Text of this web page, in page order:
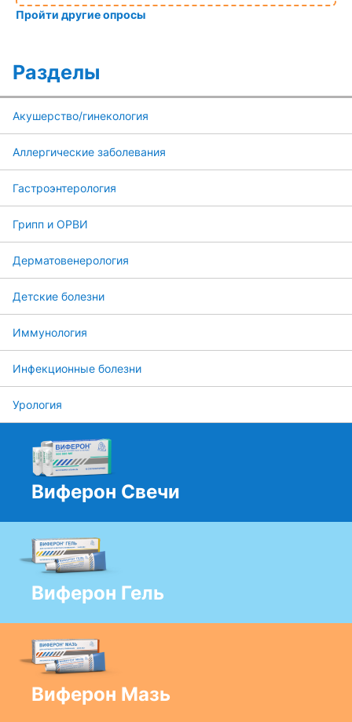
Разделы
Акушерство/гинекология
Аллергические заболевания
Гастроэнтерология
Грипп и ОРВИ
Дерматовенерология
Детские болезни
Иммунология
Инфекционные болезни
Урология
Виферон Свечи
Виферон Гель
Виферон Мазь
Пройти другие опросы